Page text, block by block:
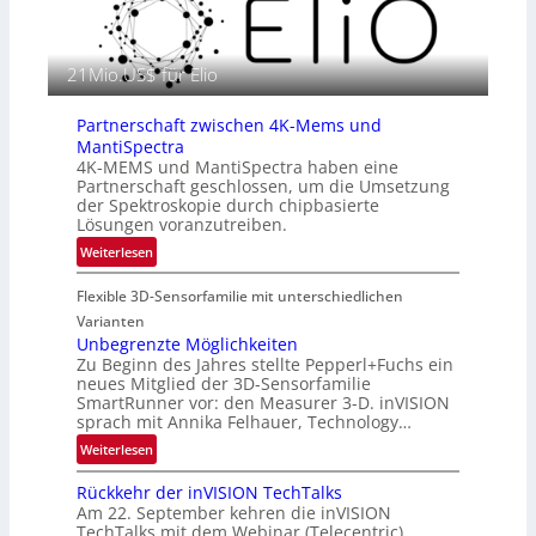
a
f
i
e
n
L
u
f
t
-
u
a
u
m
f
a
h
r
t
i
n
E
M
E
-
R
e
g
i
o
n
21Mio.US$ für Elio
Partnerschaft zwischen 4K-Mems und
MantiSpectra
4K-MEMS und MantiSpectra haben eine
Partnerschaft geschlossen, um die Umsetzung
der Spektroskopie durch chipbasierte
Lösungen voranzutreiben.
Weiterlesen:
P
a
t
n
e
r
s
c
h
a
f
Flexible 3D-Sensorfamilie mit unterschiedlichen
Varianten
Unbegrenzte Möglichkeiten
Zu Beginn des Jahres stellte Pepperl+Fuchs ein
neues Mitglied der 3D-Sensorfamilie
SmartRunner vor: den Measurer 3-D. inVISION
sprach mit Annika Felhauer, Technology…
Weiterlesen:
U
n
b
Rückkehr der inVISION TechTalks
Am 22. September kehren die inVISION